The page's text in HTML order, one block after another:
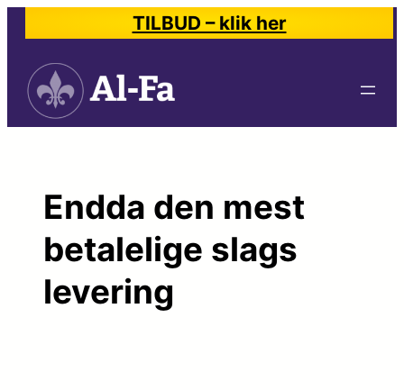
indhold
TILBUD – klik her
Endda den mest
betalelige slags
levering